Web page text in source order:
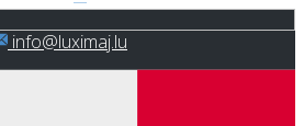
​info@luximaj.lu